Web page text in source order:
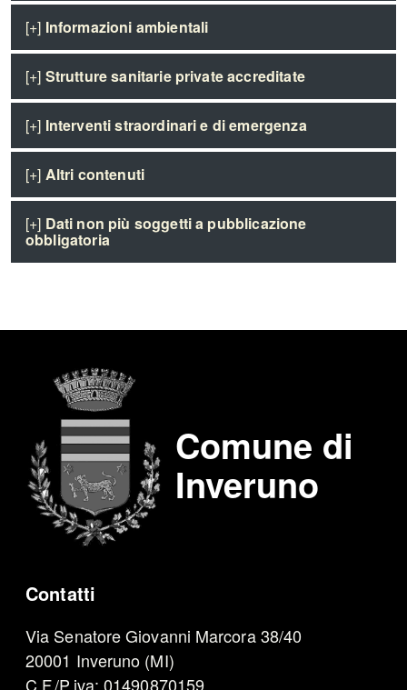
[+] Informazioni ambientali
[+] Strutture sanitarie private accreditate
[+] Interventi straordinari e di emergenza
[+] Altri contenuti
[+] Dati non più soggetti a pubblicazione
obbligatoria
Comune di
Inveruno
Contatti
Via Senatore Giovanni Marcora 38/40
20001 Inveruno (MI)
C.F./P.iva: 01490870159